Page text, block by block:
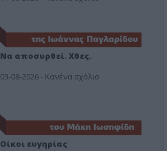
Να αποσυρθεί. Χθες.
03-08-2026 - Κανένα σχόλιο
Οίκοι ευγηρίας